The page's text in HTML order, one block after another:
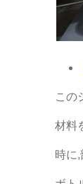
この
材料
時に